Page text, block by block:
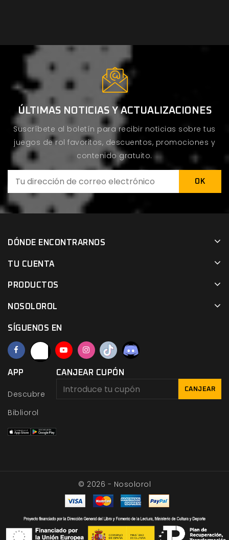
ÚLTIMAS NOTICIAS Y ACTUALIZACIONES
Suscríbete al boletín para recibir noticias sobre tus
juegos de rol favoritos, descuentos, promociones y
contenido gratuito.
DÓNDE ENCONTRARNOS
TU CUENTA
PRODUCTOS
NOSOLOROL
SÍGUENOS EN
APP
Descubre
Bibliorol
CANJEAR CUPÓN
CANJEAR
© 2026 - Nosolorol